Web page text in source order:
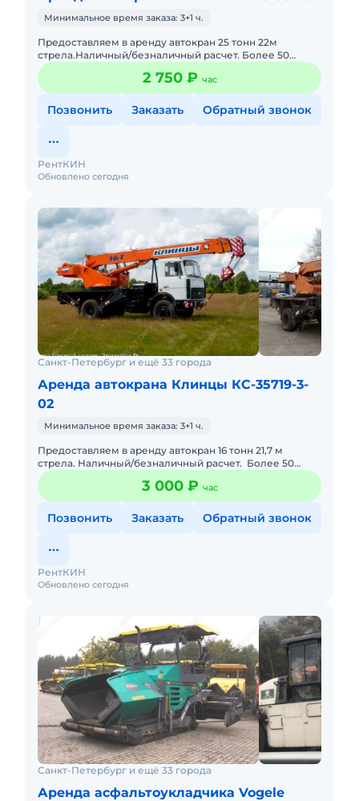
Минимальное время заказа: 3+1 ч.
Предоставляем в аренду автокран 25 тонн 22м
стрела.Наличный/безналичный расчет. Более 50
единиц собственной импортной и отечественной
спецтехники.Качественная т
2 750 ₽ час
Позвонить Заказать Обратный звонок
Обновлено сегодня
РентКИН
Санкт-Петербург и ещё 33 города
Аренда автокрана Клинцы КС-35719-3-
02
Минимальное время заказа: 3+1 ч.
Предоставляем в аренду автокран 16 тонн 21,7 м
стрела. Наличный/безналичный расчет. Более 50
единиц собственной импортной и отечественной
спецтехники.Ка
3 000 ₽ час
Позвонить Заказать Обратный звонок
Обновлено сегодня
РентКИН
Санкт-Петербург и ещё 33 города
Аренда асфальтоукладчика Vogele